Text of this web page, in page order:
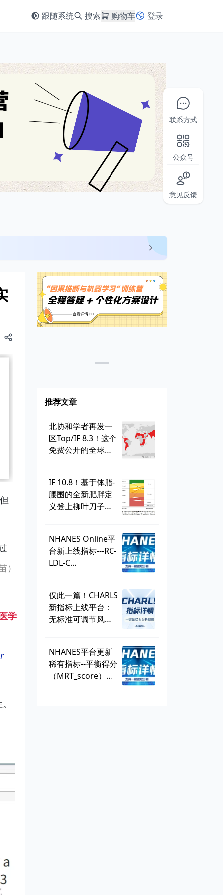
跟随系统 搜索 购物车 登录
联系方式
公众号
意见反馈
）
医学
推荐文章
北协和学者再发一
区Top/IF 8.3！这个
免费公开的全球学
IF 10.8！基于体脂-
腰围的全新肥胖定
义登上柳叶刀子
总
NHANES Online平
台新上线指标---RC-
LDL-C
仅此一篇！CHARLS
新指标上线平台：
无标准可调节风险
NHANES平台更新
稀有指标--平衡得分
（MRT_score），